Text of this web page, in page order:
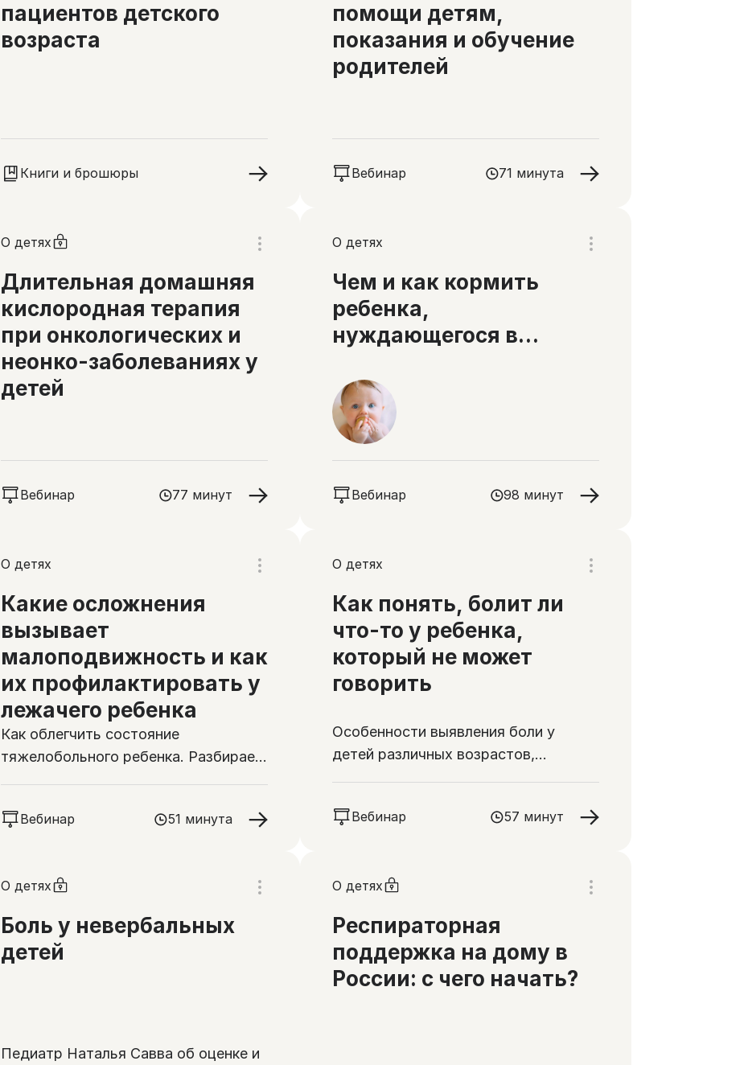
пациентов детского
возраста
Книги и брошюры
помощи детям,
показания и обучение
родителей
Вебинар 71 минута
О детях
Длительная домашняя
кислородная терапия
при онкологических и
неонко-заболеваниях у
детей
Вебинар 77 минут
О детях
Чем и как кормить
ребенка,
нуждающегося в
Вебинар 98 минут
О детях
Какие осложнения
вызывает
малоподвижность и как
их профилактировать у
лежачего ребенка
Как облегчить состояние
тяжелобольного ребенка. Разбираем
Вебинар 51 минута
О детях
Как понять, болит ли
что-то у ребенка,
который не может
говорить
Особенности выявления боли у
детей различных возрастов,
Вебинар 57 минут
О детях
Боль у невербальных
детей
Педиатр Наталья Савва об оценке и
О детях
Респираторная
поддержка на дому в
России: с чего начать?